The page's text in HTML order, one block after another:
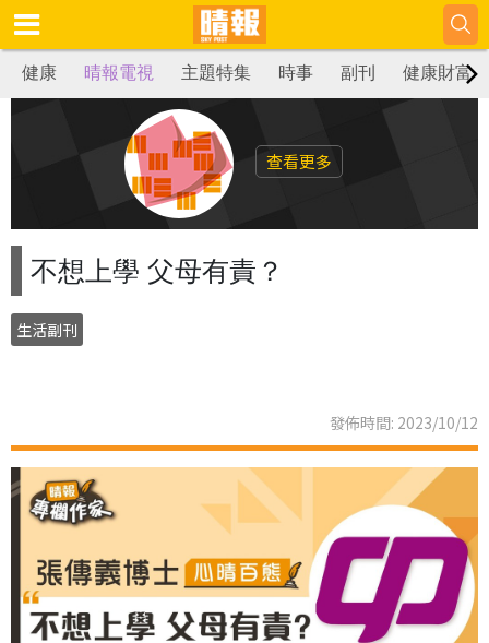
健康 晴報電視 主題特集 時事 副刊 健康財富
查看更多
不想上學 父母有責？
生活副刊
發佈時間: 2023/10/12